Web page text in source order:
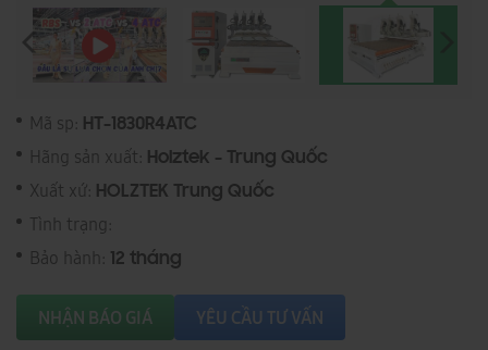
Mã sp: HT-1830R4ATC
Hãng sản xuất: Holztek - Trung Quốc
Xuất xứ: HOLZTEK Trung Quốc
Tình trạng:
Bảo hành:
12 tháng
NHẬN BÁO GIÁ YÊU CẦU TƯ VẤN